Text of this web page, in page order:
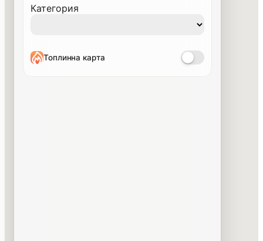
Категория
Топлинна карта